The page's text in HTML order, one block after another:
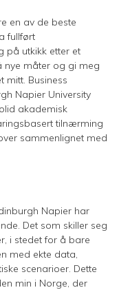
en av de beste
fullført
på utkikk etter et
nye måter og gi meg
mitt. Business
Napier University
akademisk
tilnærming
sammenlignet med
Napier har
Det som skiller seg
i stedet for å bare
med ekte data,
scenarioer. Dette
min i Norge, der